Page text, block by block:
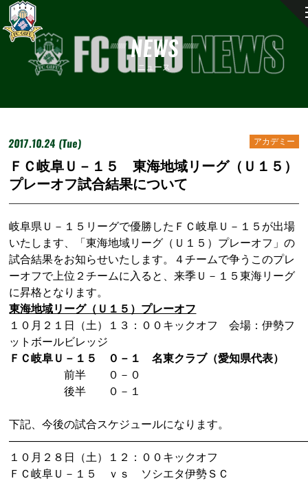
NEWS
ニュース
2017.10.24 (Tue) アカデミー
ＦＣ岐阜Ｕ－１５ 東海地域リーグ（Ｕ１５）
プレーオフ試合結果について
岐阜県Ｕ－１５リーグで優勝したＦＣ岐阜Ｕ－１５が出場
いたします、「東海地域リーグ（Ｕ１５）プレーオフ」の
試合結果をお知らせいたします。４チームで争うこのプレ
ーオフで上位２チームに入ると、来季Ｕ－１５東海リーグ
に昇格となります。
東海地域リーグ（Ｕ１５）プレーオフ
１０月２１日（土）１３：００キックオフ 会場：伊勢フ
ットボールビレッジ
ＦＣ岐阜Ｕ－１５ ０－１ 名東クラブ（愛知県代表）
前半 ０－０
後半 ０－１
下記、今後の試合スケジュールになります。
１０月２８日（土）１２：００キックオフ
ＦＣ岐阜Ｕ－１５ ｖｓ ソシエタ伊勢ＳＣ